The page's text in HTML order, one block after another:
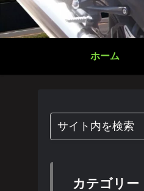
ホーム
カテゴリー